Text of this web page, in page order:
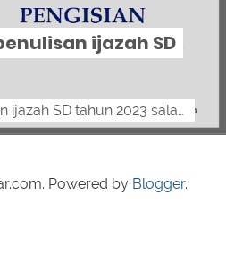
ijazah SD
Petunjuk teknis penulisan ijazah SD tahun 2023 salam pendidik, berikut petunjuk teknis penulisan ijazah SD tahun 2023 BERDASARKAN PERATUR...
Powered by Blogger.